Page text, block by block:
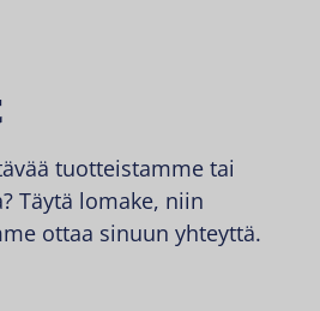
tuotteistamme tai
Täytä lomake, niin
ottaa sinuun yhteyttä.